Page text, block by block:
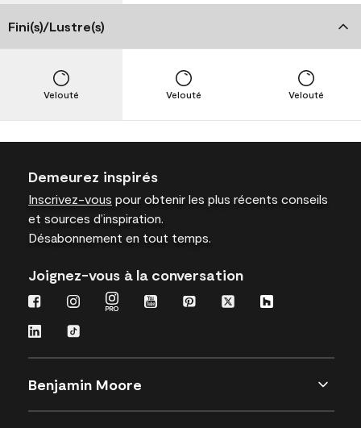
Fini(s)/Lustre(s)
Velouté Velouté Velouté
Demeurez inspirés
Inscrivez-vous pour obtenir les plus récents conseils
et sources d’inspiration.
Désabonnement en tout temps.
Joignez-vous à la conversation
Benjamin Moore